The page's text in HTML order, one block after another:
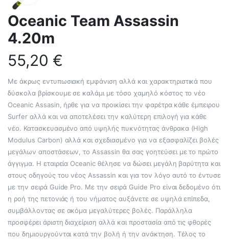
Oceanic Team Assassin
4.20m
55,20 €
Με άκρως εντυπωσιακή εμφάνιση αλλά και χαρακτηριστικά που
δύσκολα βρίσκουμε σε καλάμι με τόσο χαμηλό κόστος το νέο
Oceanic Assasin, ήρθε για να προικίσει την φαρέτρα κάθε έμπειρου
Surfer αλλά και να αποτελέσει την καλύτερη επιλογή για κάθε
νέο. Κατασκευασμένο από υψηλής πυκνότητας άνθρακα (High
Modulus Carbon) αλλά και σχεδιασμένο για να εξασφαλίζει βολές
μεγάλων αποστάσεων, το Assassin θα σας γοητεύσει με το πρώτο
άγγιγμα. Η εταιρεία Oceanic θέλησε να δώσει μεγάλη βαρύτητα και
στους οδηγούς του νέος Assassin και για τον λόγο αυτό το έντυσε
με την σειρά Guide Pro. Με την σειρά Guide Pro είναι δεδομένο ότι
η ροή της πετονιάς ή του νήματος αυξάνετε σε υψηλά επίπεδα,
συμβάλλοντας σε ακόμα μεγαλύτερες βολές. Παράλληλα
προσφέρει άριστη διαχείριση αλλά και προστασία από τις φθορές
που δημιουργούνται κατά την βολή ή την ανάκτηση. Τέλος το